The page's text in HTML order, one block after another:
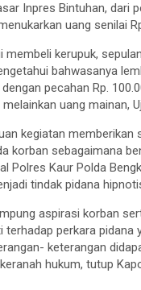
Inpres Bintuhan, dari
uang senilai
membeli kerupuk,
bahwasanya
pecahan Rp.
uang mainan,
kegiatan memberikan
korban sebagaimana
Polres Kaur Polda
tindak pidana
aspirasi korban
terhadap perkara pidana
keterangan
hukum, tutup